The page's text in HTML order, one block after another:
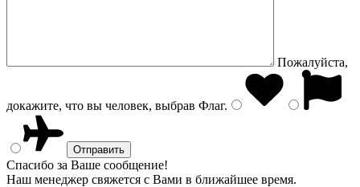
Пожалуйста,
докажите, что вы человек, выбрав Флаг.
Спасибо за Ваше сообщение!
Наш менеджер свяжется с Вами в ближайшее время.